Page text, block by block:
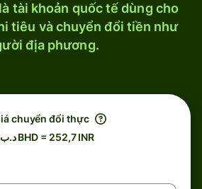
tài khoản quốc tế dùng cho
tiêu và chuyển đổi tiền như
địa phương.
chuyển đổi thực
.د.ب1 BHD = 252,7 INR